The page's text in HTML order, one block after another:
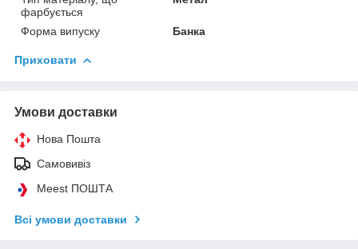
фарбується
Форма випуску Банка
Приховати
Умови доставки
Нова Пошта
Самовивіз
Meest ПОШТА
Всі умови доставки